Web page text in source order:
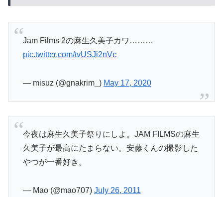
Jam Films 2の麻生久美子カワ………
pic.twitter.com/tvUSJi2nVc
— misuz (@gnakrim_) May 17, 2020
今夜は麻生久美子祭りにしよ。JAM FILMSの麻生
久美子が最高にたまらない。安藤くんの撮影した
やつが一番好き。
— Mao (@mao707) July 26, 2011